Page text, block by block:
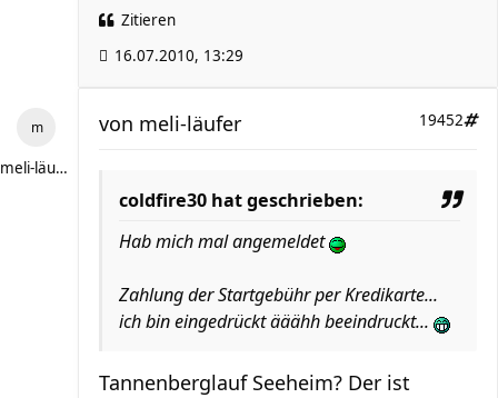
Zitieren
16.07.2010, 13:29
meli-läufer
19452
von meli-läufer
coldfire30 hat geschrieben:
Hab mich mal angemeldet
Zahlung der Startgebühr per Kredikarte...
ich bin eingedrückt ääähh beeindruckt...
Tannenberglauf Seeheim? Der ist